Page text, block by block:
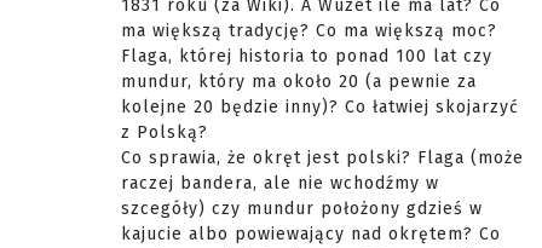
1831 roku (za Wiki). A Wuzet ile ma lat? Co
ma większą tradycję? Co ma większą moc?
Flaga, której historia to ponad 100 lat czy
mundur, który ma około 20 (a pewnie za
kolejne 20 będzie inny)? Co łatwiej skojarzyć
z Polską?
Co sprawia, że okręt jest polski? Flaga (może
raczej bandera, ale nie wchodźmy w
szcegóły) czy mundur położony gdzieś w
kajucie albo powiewający nad okrętem? Co